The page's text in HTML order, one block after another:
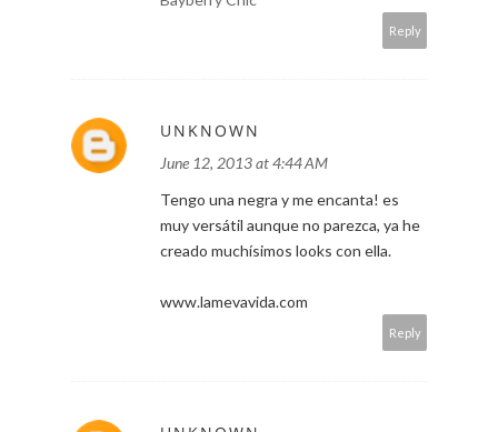
Reply
UNKNOWN
June 12, 2013 at 4:44 AM
Tengo una negra y me encanta! es
muy versátil aunque no parezca, ya he
creado muchísimos looks con ella.
www.lamevavida.com
Reply